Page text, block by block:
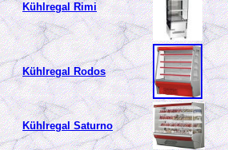
Kühlregal Rimi
Kühlregal Rodos
Kühlregal Saturno